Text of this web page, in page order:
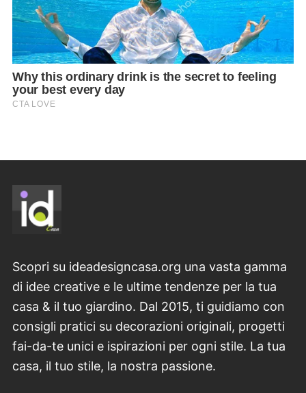
Scopri su ideadesigncasa.org una vasta gamma
di idee creative e le ultime tendenze per la tua
casa & il tuo giardino. Dal 2015, ti guidiamo con
consigli pratici su decorazioni originali, progetti
fai-da-te unici e ispirazioni per ogni stile. La tua
casa, il tuo stile, la nostra passione.